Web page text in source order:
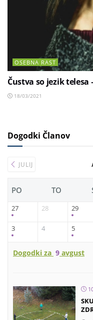
OSEBNA RAST
Čustva so jezik telesa
18/03/2021
Dogodki Članov
JULIJ
PO TO
27 28 29
3 4 5
Dogodki za 9 avgust